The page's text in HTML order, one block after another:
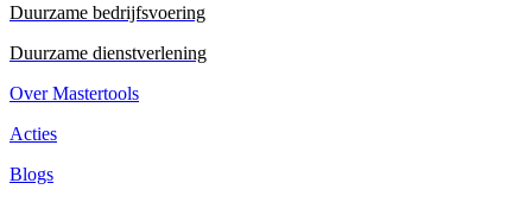
Duurzame bedrijfsvoering
Duurzame dienstverlening
Over Mastertools
Acties
Blogs